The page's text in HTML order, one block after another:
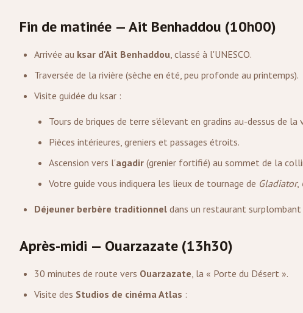
Fin de matinée — Ait Benhaddou (10h00)
Arrivée au ksar d'Ait Benhaddou, classé à l'UNESCO.
Traversée de la rivière (sèche en été, peu profonde au printemps).
Visite guidée du ksar :
Tours de briques de terre s'élevant en gradins au-dessus de la
Pièces intérieures, greniers et passages étroits.
Ascension vers l'agadir (grenier fortifié) au sommet de la
Votre guide vous indiquera les lieux de tournage de Gladiator,
Déjeuner berbère traditionnel dans un restaurant surplombant
Après-midi — Ouarzazate (13h30)
30 minutes de route vers Ouarzazate, la « Porte du Désert ».
Visite des Studios de cinéma Atlas :